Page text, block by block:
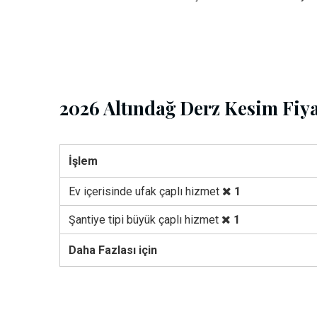
2026 Altındağ Derz Kesim
İşlem
Ev içerisinde ufak çaplı hizmet 1
Şantiye tipi büyük çaplı hizmet 1
Daha Fazlası için